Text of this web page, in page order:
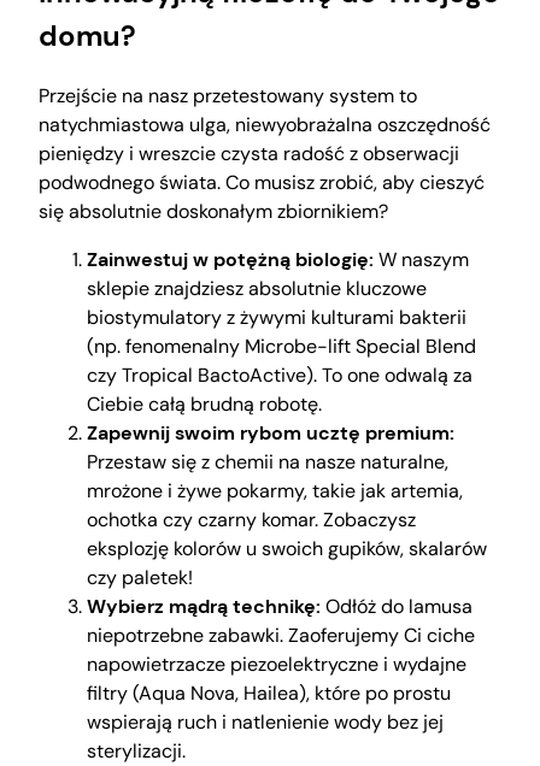
domu?
Przejście na nasz przetestowany system to
natychmiastowa ulga, niewyobrażalna oszczędność
pieniędzy i wreszcie czysta radość z obserwacji
podwodnego świata. Co musisz zrobić, aby cieszyć
się absolutnie doskonałym zbiornikiem?
Zainwestuj w potężną biologię: W naszym
sklepie znajdziesz absolutnie kluczowe
biostymulatory z żywymi kulturami bakterii
(np. fenomenalny Microbe-lift Special Blend
czy Tropical BactoActive). To one odwalą za
Ciebie całą brudną robotę.
Zapewnij swoim rybom ucztę premium:
Przestaw się z chemii na nasze naturalne,
mrożone i żywe pokarmy, takie jak artemia,
ochotka czy czarny komar. Zobaczysz
eksplozję kolorów u swoich gupików, skalarów
czy paletek!
Wybierz mądrą technikę: Odłóż do lamusa
niepotrzebne zabawki. Zaoferujemy Ci ciche
napowietrzacze piezoelektryczne i wydajne
filtry (Aqua Nova, Hailea), które po prostu
wspierają ruch i natlenienie wody bez jej
sterylizacji.